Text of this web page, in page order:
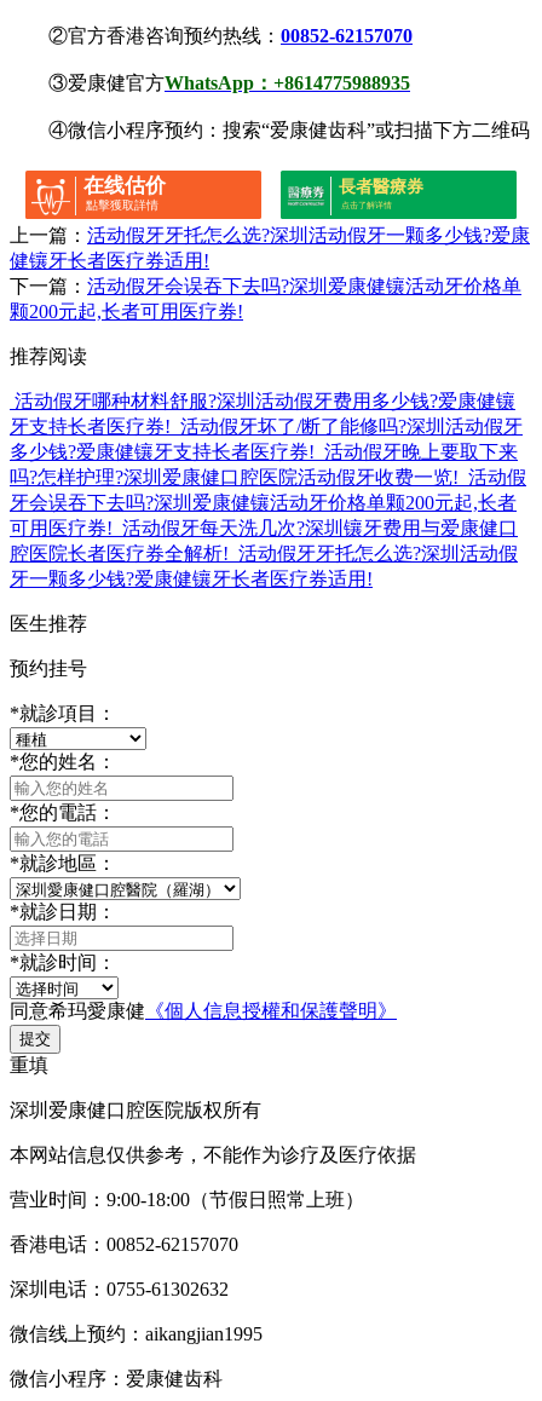
②官方香港咨询预约热线： 00852-62157070
③爱康健官方WhatsApp：+8614775988935
④微信小程序预约：搜索“爱康健齿科”或扫描下方二维码
在线估价
點擊獲取詳情
長者醫療券
点击了解详情
上一篇： 活动假牙牙托怎么选?深圳活动假牙一颗多少钱?爱康
健镶牙长者医疗券适用!
下一篇： 活动假牙会误吞下去吗?深圳爱康健镶活动牙价格单
颗200元起,长者可用医疗券!
推荐阅读
活动假牙哪种材料舒服?深圳活动假牙费用多少钱?爱康健镶
牙支持长者医疗券! 活动假牙坏了/断了能修吗?深圳活动假牙
多少钱?爱康健镶牙支持长者医疗券! 活动假牙晚上要取下来
吗?怎样护理?深圳爱康健口腔医院活动假牙收费一览! 活动假
牙会误吞下去吗?深圳爱康健镶活动牙价格单颗200元起,长者
可用医疗券! 活动假牙每天洗几次?深圳镶牙费用与爱康健口
腔医院长者医疗券全解析! 活动假牙牙托怎么选?深圳活动假
牙一颗多少钱?爱康健镶牙长者医疗券适用!
医生推荐
预约挂号
*就診項目：
*您的姓名：
*您的電話：
*就診地區：
*就診日期：
*就診时间：
同意希玛愛康健 《個人信息授權和保護聲明》
提交
重填
深圳爱康健口腔医院版权所有
本网站信息仅供参考，不能作为诊疗及医疗依据
营业时间：9:00-18:00（节假日照常上班）
香港电话：00852-62157070
深圳电话：0755-61302632
微信线上预约：aikangjian1995
微信小程序：爱康健齿科